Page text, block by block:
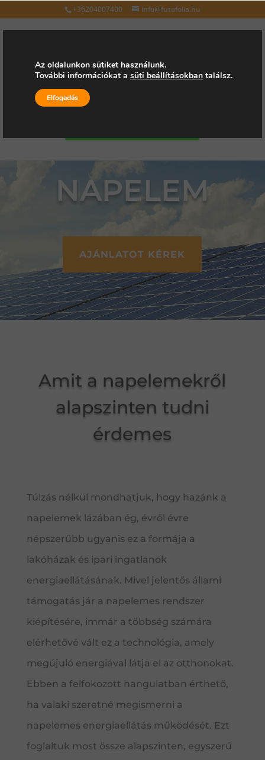
+36204007400 info@futofolia.hu
Válasszon oldalt
NAPELEM
AJÁNLATOT KÉREK
Amit a napelemekről
alapszinten tudni
érdemes
Túlzás nélkül mondhatjuk, hogy hazánk a
napelemek lázában ég, évről évre
népszerűbb ugyanis ez a formája a
lakóházak és ipari ingatlanok
energiaellátásának. Mivel jelentős állami
támogatás jár a napelemes rendszer
kiépítésére, immár a többség számára
elérhetővé vált ez a technológia, amely
megújuló energiával látja el az otthonokat.
Ebben a felfokozott hangulatban érthető,
ha valaki szeretné megismerni a
napelemes energiaellátás működését. Ezt
foglaltuk most össze alapszinten, egyszerű
Az oldalunkon sütiket használunk.
További információkat a süti beállításokban találsz.
Elfogadás